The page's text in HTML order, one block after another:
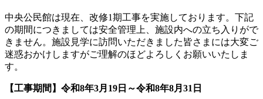
中央公民館は現在、改修1期工事を実施しております。下記
の期間につきましては安全管理上、施設内への立ち入りがで
きません。施設見学に訪問いただきました皆さまには大変ご
迷惑おかけしますがご理解のほどよろしくお願いいたしま
す。
【工事期間】令和8年3月19日～令和8年8月31日